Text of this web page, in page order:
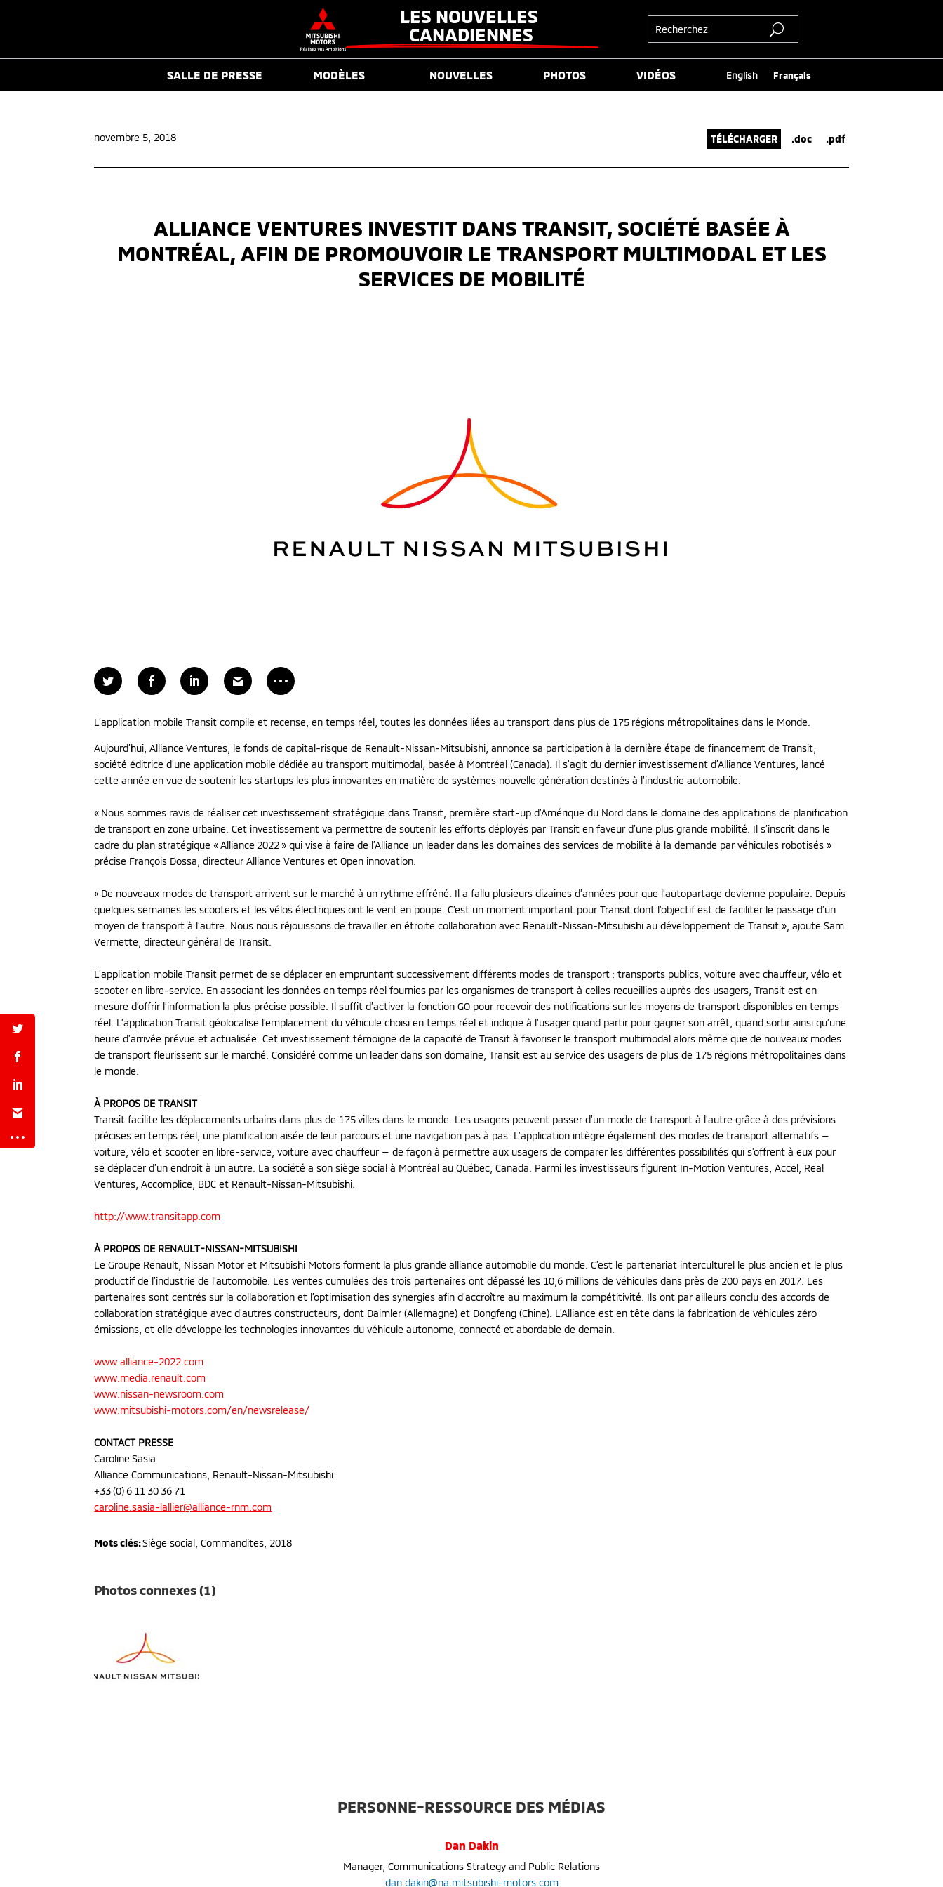
LES NOUVELLES
CANADIENNES
SALLE DE PRESSE MODÈLES NOUVELLES PHOTOS VIDÉOS English Français
novembre 5, 2018 TÉLÉCHARGER .doc .pdf
ALLIANCE VENTURES INVESTIT DANS TRANSIT, SOCIÉTÉ BASÉE À
MONTRÉAL, AFIN DE PROMOUVOIR LE TRANSPORT MULTIMODAL ET LES
SERVICES DE MOBILITÉ
L’application mobile Transit compile et recense, en temps réel, toutes les données liées au transport dans plus de 175 régions métropolitaines dans le Monde.
Aujourd’hui, Alliance Ventures, le fonds de capital-risque de Renault-Nissan-Mitsubishi, annonce sa participation à la dernière étape de financement de Transit,
société éditrice d’une application mobile dédiée au transport multimodal, basée à Montréal (Canada). Il s’agit du dernier investissement d’Alliance Ventures, lancé
cette année en vue de soutenir les startups les plus innovantes en matière de systèmes nouvelle génération destinés à l’industrie automobile.
« Nous sommes ravis de réaliser cet investissement stratégique dans Transit, première start-up d’Amérique du Nord dans le domaine des applications de planification
de transport en zone urbaine. Cet investissement va permettre de soutenir les efforts déployés par Transit en faveur d’une plus grande mobilité. Il s’inscrit dans le
cadre du plan stratégique « Alliance 2022 » qui vise à faire de l’Alliance un leader dans les domaines des services de mobilité à la demande par véhicules robotisés »
précise François Dossa, directeur Alliance Ventures et Open innovation.
« De nouveaux modes de transport arrivent sur le marché à un rythme effréné. Il a fallu plusieurs dizaines d’années pour que l’autopartage devienne populaire. Depuis
quelques semaines les scooters et les vélos électriques ont le vent en poupe. C’est un moment important pour Transit dont l’objectif est de faciliter le passage d’un
moyen de transport à l’autre. Nous nous réjouissons de travailler en étroite collaboration avec Renault-Nissan-Mitsubishi au développement de Transit », ajoute Sam
Vermette, directeur général de Transit.
L’application mobile Transit permet de se déplacer en empruntant successivement différents modes de transport : transports publics, voiture avec chauffeur, vélo et
scooter en libre-service. En associant les données en temps réel fournies par les organismes de transport à celles recueillies auprès des usagers, Transit est en
mesure d’offrir l’information la plus précise possible. Il suffit d’activer la fonction GO pour recevoir des notifications sur les moyens de transport disponibles en temps
réel. L’application Transit géolocalise l’emplacement du véhicule choisi en temps réel et indique à l’usager quand partir pour gagner son arrêt, quand sortir ainsi qu’une
heure d’arrivée prévue et actualisée. Cet investissement témoigne de la capacité de Transit à favoriser le transport multimodal alors même que de nouveaux modes
de transport fleurissent sur le marché. Considéré comme un leader dans son domaine, Transit est au service des usagers de plus de 175 régions métropolitaines dans
le monde.
À PROPOS DE TRANSIT
Transit facilite les déplacements urbains dans plus de 175 villes dans le monde. Les usagers peuvent passer d’un mode de transport à l’autre grâce à des prévisions
précises en temps réel, une planification aisée de leur parcours et une navigation pas à pas. L’application intègre également des modes de transport alternatifs —
voiture, vélo et scooter en libre-service, voiture avec chauffeur — de façon à permettre aux usagers de comparer les différentes possibilités qui s’offrent à eux pour
se déplacer d’un endroit à un autre. La société a son siège social à Montréal au Québec, Canada. Parmi les investisseurs figurent In-Motion Ventures, Accel, Real
Ventures, Accomplice, BDC et Renault-Nissan-Mitsubishi.
http://www.transitapp.com
À PROPOS DE RENAULT-NISSAN-MITSUBISHI
Le Groupe Renault, Nissan Motor et Mitsubishi Motors forment la plus grande alliance automobile du monde. C’est le partenariat interculturel le plus ancien et le plus
productif de l’industrie de l’automobile. Les ventes cumulées des trois partenaires ont dépassé les 10,6 millions de véhicules dans près de 200 pays en 2017. Les
partenaires sont centrés sur la collaboration et l’optimisation des synergies afin d’accroître au maximum la compétitivité. Ils ont par ailleurs conclu des accords de
collaboration stratégique avec d’autres constructeurs, dont Daimler (Allemagne) et Dongfeng (Chine). L’Alliance est en tête dans la fabrication de véhicules zéro
émissions, et elle développe les technologies innovantes du véhicule autonome, connecté et abordable de demain.
www.alliance-2022.com
www.media.renault.com
www.nissan-newsroom.com
www.mitsubishi-motors.com/en/newsrelease/
CONTACT PRESSE
Caroline Sasia
Alliance Communications, Renault-Nissan-Mitsubishi
+33 (0) 6 11 30 36 71
caroline.sasia-lallier@alliance-rnm.com
Mots clés:Siège social, Commandites 2018
Photos connexes (1)
PERSONNE-RESSOURCE DES MÉDIAS
Dan Dakin
Manager, Communications Strategy and Public Relations
dan.dakin@na.mitsubishi-motors.com